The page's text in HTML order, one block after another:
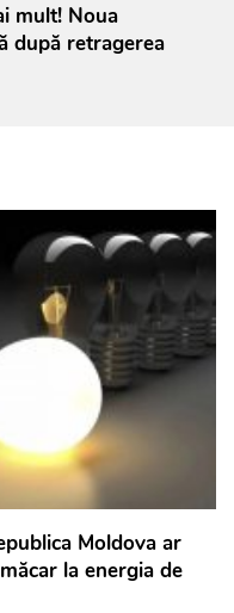
mult! Noua
după retragerea
Moldova ar
la energia de